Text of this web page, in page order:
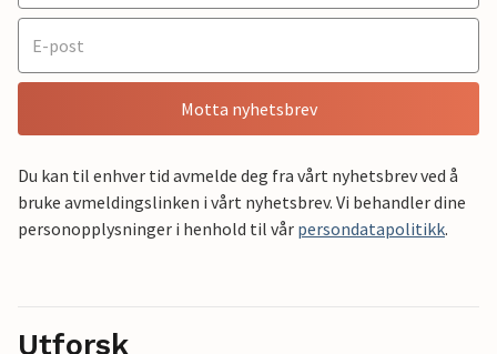
Motta nyhetsbrev
Du kan til enhver tid avmelde deg fra vårt nyhetsbrev ved å
bruke avmeldingslinken i vårt nyhetsbrev. Vi behandler dine
personopplysninger i henhold til vår persondatapolitikk.
Utforsk